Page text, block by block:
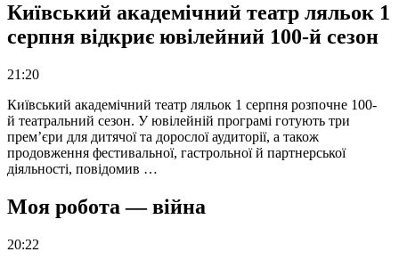
Київський академічний театр ляльок 1
серпня відкриє ювілейний 100-й сезон
21:20
Київський академічний театр ляльок 1 серпня розпочне 100-
й театральний сезон. У ювілейній програмі готують три
прем’єри для дитячої та дорослої аудиторії, а також
продовження фестивальної, гастрольної й партнерської
діяльності, повідомив …
Моя робота — війна
20:22